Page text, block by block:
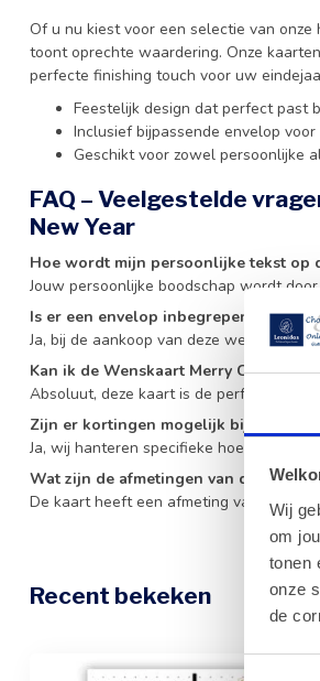
Wij
om
tonen
onze
de
Of u nu kiest voor een selectie van onze
toont oprechte waardering. Onze
perfecte finishing touch voor uw
Feestelijk design dat perfect past
Inclusief bijpassende envelop
Geschikt voor zowel persoonlijke
FAQ – Veelgestelde
New Year
Hoe wordt mijn persoonlijke tekst op
Jouw persoonlijke boodschap wordt
Is er een envelop inbegrepen bij de
Ja, bij de aankoop van deze wenskaart
Kan ik de Wenskaart Merry
Absoluut, deze kaart is de perfecte
Zijn er kortingen mogelijk bij een
Ja, wij hanteren specifieke
Wat zijn de afmetingen van deze
De kaart heeft een afmeting van 11,5 x
Recent bekeken